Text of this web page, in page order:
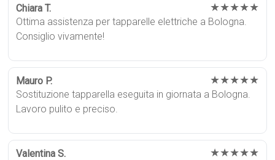
Chiara T. ★★★★★
Ottima assistenza per tapparelle elettriche a Bologna.
Consiglio vivamente!
Mauro P. ★★★★★
Sostituzione tapparella eseguita in giornata a Bologna.
Lavoro pulito e preciso.
Valentina S. ★★★★★